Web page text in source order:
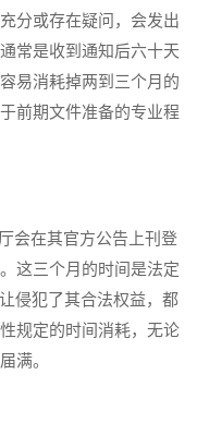
分或存在疑问，会发出
常是收到通知后六十天
易消耗掉两到三个月的
前期文件准备的专业程
在其官方公告上刊登
这三个月的时间是法定
侵犯了其合法权益，都
规定的时间消耗，无论
满。